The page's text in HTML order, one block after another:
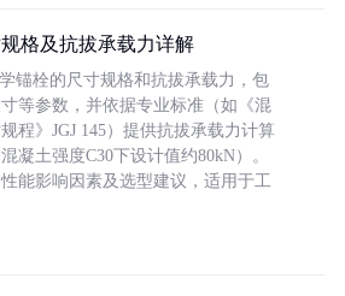
格及抗拔承载力详解
锚栓的尺寸规格和抗拔承载力，包
等参数，并依据专业标准（如《混
程》JGJ 145）提供抗拔承载力计算
凝土强度C30下设计值约80kN）。
能影响因素及选型建议，适用于工